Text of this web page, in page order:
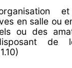
en salle ou
ou des
de